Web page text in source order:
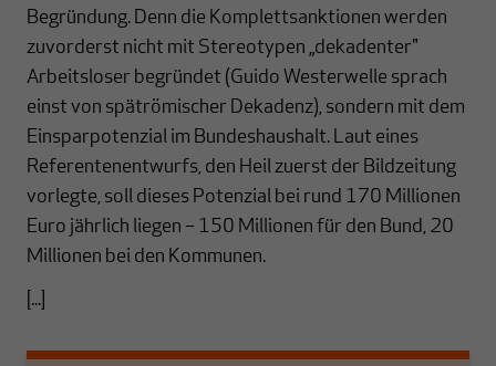
Begründung. Denn die Komplettsanktionen werden
zuvorderst nicht mit Stereotypen „dekadenter"
Arbeitsloser begründet (Guido Westerwelle sprach
einst von spätrömischer Dekadenz), sondern mit dem
Einsparpotenzial im Bundeshaushalt. Laut eines
Referentenentwurfs, den Heil zuerst der Bildzeitung
vorlegte, soll dieses Potenzial bei rund 170 Millionen
Euro jährlich liegen – 150 Millionen für den Bund, 20
Millionen bei den Kommunen.
[...]